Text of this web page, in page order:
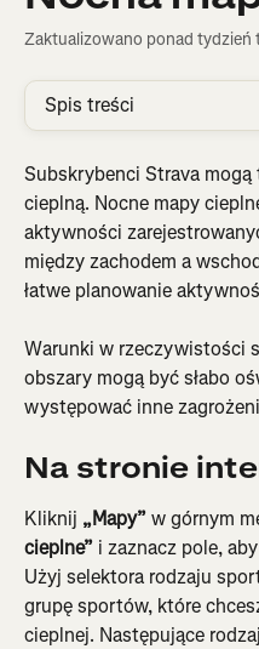
Zaktualizowano ponad tydzień
Spis treści
Subskrybenci Strava
cieplną. Nocne mapy
aktywności
między zachodem a
łatwe planowanie
Warunki w rzeczywistości
obszary mogą być słabo
występować inne
Na stronie
Kliknij „Mapy” w górnym
cieplne” i zaznacz pole,
Użyj selektora rodzaju
grupę sportów, które
cieplnej. Następujące